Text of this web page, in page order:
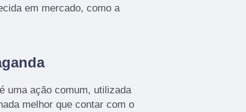
em mercado, como a
uma ação comum, utilizada
melhor que contar com o